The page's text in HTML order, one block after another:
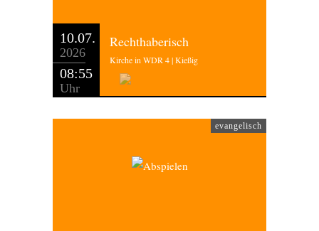
10.07.
2026
08:55
Uhr
Rechthaberisch
Kirche in WDR 4 | Kießig
evangelisch